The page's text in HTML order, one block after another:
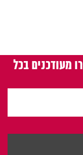
מעודכנים בכל